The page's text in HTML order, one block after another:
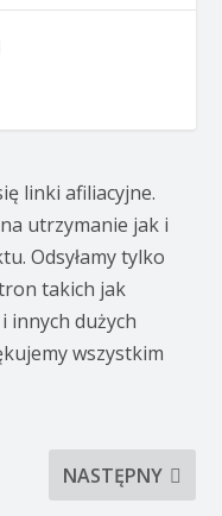
linki afiliacyjne.
utrzymanie jak i
Odsyłamy tylko
takich jak
innych dużych
wszystkim
NASTĘPNY